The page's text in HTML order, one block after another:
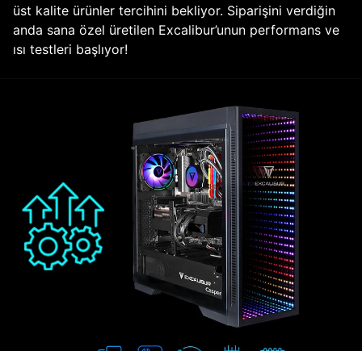
üst kalite ürünler tercihini bekliyor. Siparişini verdiğin
anda sana özel üretilen Excalibur’unun performans ve
ısı testleri başlıyor!